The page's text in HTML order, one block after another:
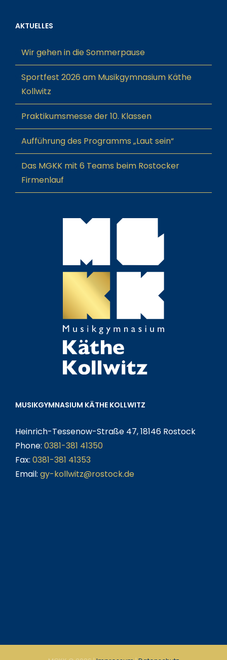
AKTUELLES
Wir gehen in die Sommerpause
Sportfest 2026 am Musikgymnasium Käthe
Kollwitz
Praktikumsmesse der 10. Klassen
Aufführung des Programms „Laut sein“
Das MGKK mit 6 Teams beim Rostocker
Firmenlauf
MUSIKGYMNASIUM KÄTHE KOLLWITZ
Heinrich-Tessenow-Straße 47, 18146 Rostock
Phone: 0381-381 41350
Fax: 0381-381 41353
Email: gy-kollwitz@rostock.de